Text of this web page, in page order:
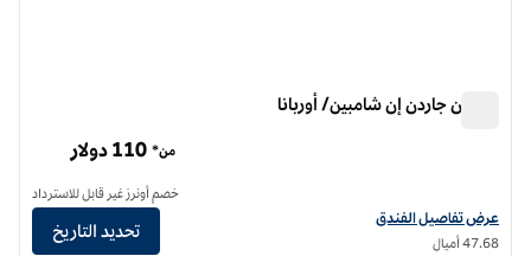
هيلتون جاردن إن شامبين/ أوربانا
عرض تفاصيل الفندق لفندق فنادق هيلتون جاردن إن تشامبيجن/أوربانا
عرض تفاصيل الفندق
47.68 أميال
من* 110 دولار
خصم أونرز غير قابل للاسترداد
تحديد التاريخ